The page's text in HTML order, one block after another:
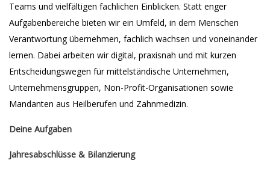
Teams und vielfältigen fachlichen Einblicken. Statt enger
Aufgabenbereiche bieten wir ein Umfeld, in dem Menschen
Verantwortung übernehmen, fachlich wachsen und voneinander
lernen. Dabei arbeiten wir digital, praxisnah und mit kurzen
Entscheidungswegen für mittelständische Unternehmen,
Unternehmensgruppen, Non-Profit-Organisationen sowie
Mandanten aus Heilberufen und Zahnmedizin.
Deine Aufgaben
Jahresabschlüsse & Bilanzierung